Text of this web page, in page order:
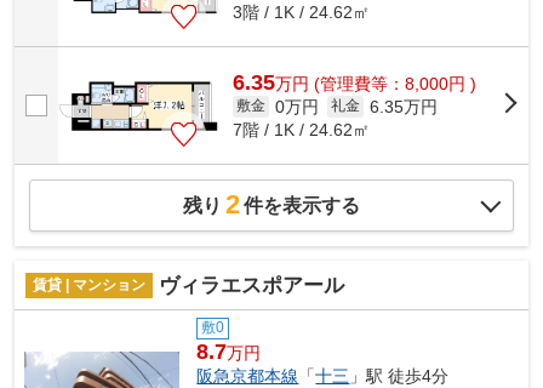
3階 / 1K / 24.62㎡
6.35万円 (管理費等：8,000円 )
敷金 0万円 礼金 6.35万円
7階 / 1K / 24.62㎡
残り 2件を表示する
賃貸 | マンション ヴィラエスポアール
敷0
8.7万円
阪急京都本線 「十三 」駅 徒歩4分